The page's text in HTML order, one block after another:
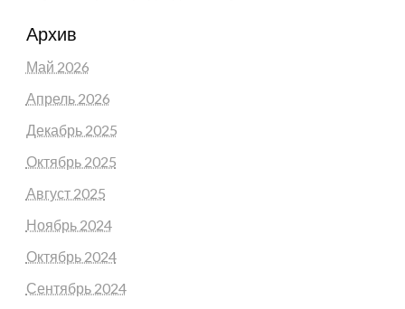
Архив
Май 2026
Апрель 2026
Декабрь 2025
Октябрь 2025
Август 2025
Ноябрь 2024
Октябрь 2024
Сентябрь 2024